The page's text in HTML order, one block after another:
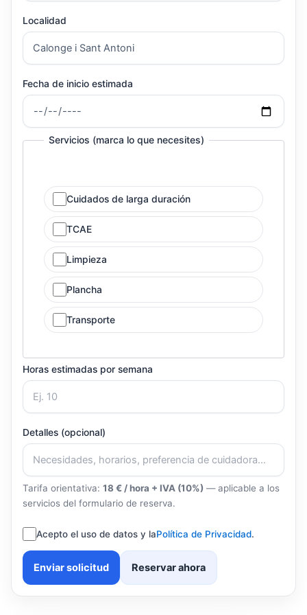
Localidad
Fecha de inicio estimada
Servicios (marca lo que necesites)
Cuidados de larga duración
TCAE
Limpieza
Plancha
Transporte
Horas estimadas por semana
Detalles (opcional)
Tarifa orientativa: 18 € / hora + IVA (10%) — aplicable a los
servicios del formulario de reserva.
Acepto el uso de datos y laPolítica de Privacidad.
Enviar solicitud Reservar ahora